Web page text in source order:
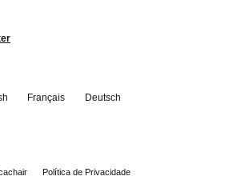
Français Deutsch
Política de Privacidade